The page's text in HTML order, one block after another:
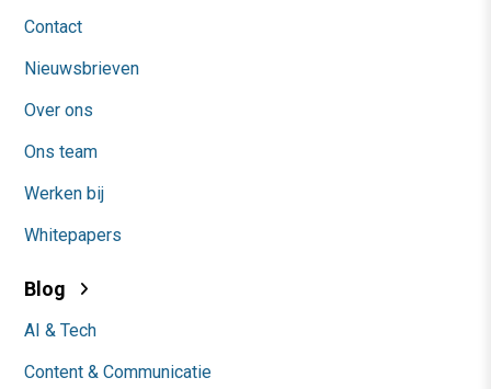
Contact
Nieuwsbrieven
Over ons
Ons team
Werken bij
Whitepapers
Blog
AI & Tech
Content & Communicatie